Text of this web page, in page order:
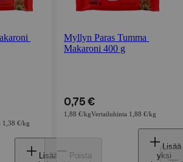
1,38 €/kg
Lisää
Myllyn Paras Tumma
Makaroni 400 g
0,75 €
1,88 €/kgVertailuhinta 1,88 €/kg
Poista
Lisää
yksi